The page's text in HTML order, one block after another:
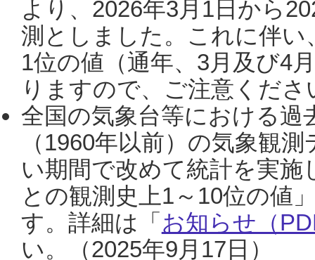
より、2026年3月1日から
測としました。これに伴い
1位の値（通年、3月及び4
りますので、ご注意くだ
全国の気象台等における過
（1960年以前）の気象観
い期間で改めて統計を実
との観測史上1～10位の値
す。詳細は「 お知らせ（
い。（2025年9月17日）